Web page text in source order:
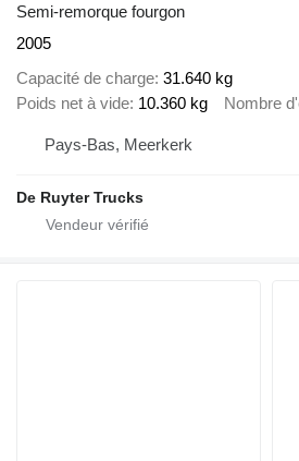
Semi-remorque fourgon
2005
Capacité de charge 31.640 kg
Poids net à vide 10.360 kg Nombre
Pays-Bas, Meerkerk
De Ruyter Trucks